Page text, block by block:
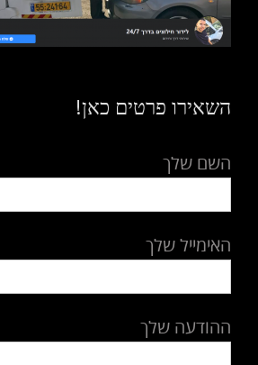
השאירו פרטים כאן!
השם שלך
האימייל שלך
ההודעה שלך